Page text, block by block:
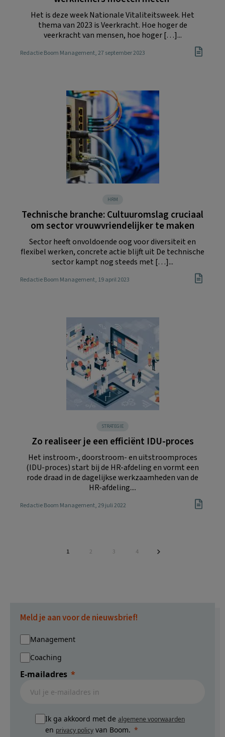
Het is deze week Nationale Vitaliteitsweek. Het
thema van 2023 is Veerkracht. Hoe hoger de
veerkracht van mensen, hoe hoger […]...
Redactie Boom Management, 27 september 2023
HRM
Technische branche: Cultuuromslag cruciaal
om sector vrouwvriendelijker te maken
Sector heeft onvoldoende oog voor diversiteit en
flexibel werken, concrete actie blijft uit De technische
sector kampt nog steeds met […]...
Redactie Boom Management, 19 april 2023
STRATEGIE
Zo realiseer je een efficiënt IDU-proces
Het instroom-, doorstroom- en uitstroomproces
(IDU-proces) start bij de HR-afdeling en vormt een
rode draad in de dagelijkse werkzaamheden van de
HR-afdeling....
Redactie Boom Management, 29 juli 2022
Pagina
1 Pagina
2 Pagina
3 Pagina
4
Meld je aan voor de nieuwsbrief!
Management
Coaching
E-mailadres
Ik ga akkoord met de algemene voorwaarden
en privacy policy van Boom.